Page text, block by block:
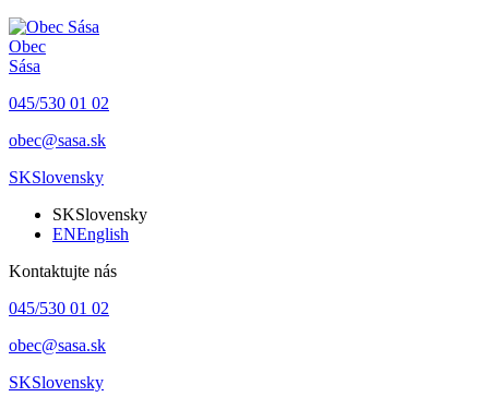
Obec
Sása
045/530 01 02
obec@sasa.sk
SKSlovensky
SKSlovensky
ENEnglish
Kontaktujte nás
045/530 01 02
obec@sasa.sk
SKSlovensky